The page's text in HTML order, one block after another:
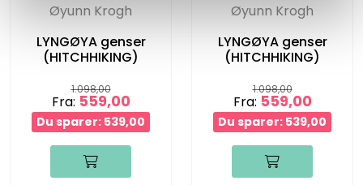
Øyunn Krogh
LYNGØYA genser
(HITCHHIKING)
1.098,00
Fra: 559,00
Du sparer: 539,00
Øyunn Krogh
LYNGØYA genser
(HITCHHIKING)
1.098,00
Fra: 559,00
Du sparer: 539,00